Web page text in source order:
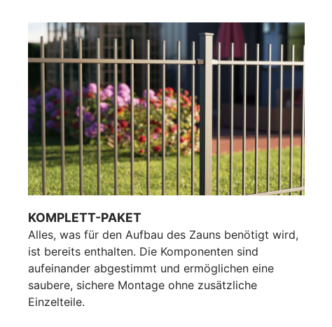
KOMPLETT-PAKET
Alles, was für den Aufbau des Zauns benötigt wird,
ist bereits enthalten. Die Komponenten sind
aufeinander abgestimmt und ermöglichen eine
saubere, sichere Montage ohne zusätzliche
Einzelteile.